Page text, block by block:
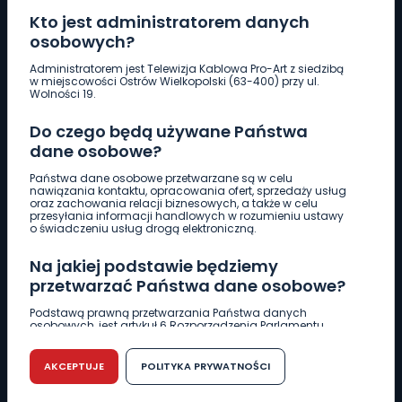
Kto jest administratorem danych
osobowych?
Administratorem jest Telewizja Kablowa Pro-Art z siedzibą
w miejscowości Ostrów Wielkopolski (63-400) przy ul.
Wolności 19.
Do czego będą używane Państwa
dane osobowe?
Państwa dane osobowe przetwarzane są w celu
nawiązania kontaktu, opracowania ofert, sprzedaży usług
oraz zachowania relacji biznesowych, a także w celu
przesyłania informacji handlowych w rozumieniu ustawy
o świadczeniu usług drogą elektroniczną.
Na jakiej podstawie będziemy
przetwarzać Państwa dane osobowe?
Podstawą prawną przetwarzania Państwa danych
osobowych, jest artykuł 6 Rozporządzenia Parlamentu
r. w sprawie ochrony osób fizycznych w związku z
przetwarzaniem danych osobowych w sprawie
swobodnego przepływu takich danych oraz uchylenia
dyrektywy 95/46/WE (RODO).
AKCEPTUJE POLITYKA PRYWATNOŚCI
Pobierz logotyp
661 997 997
REDAKCJA
62 735 22 22redakcja@wlkp24.info
DZIAŁ REKLAMY
62 735 01 85 reklama@wlkp24.info
WIADOMOŚCI
CIEKAWOSTKI